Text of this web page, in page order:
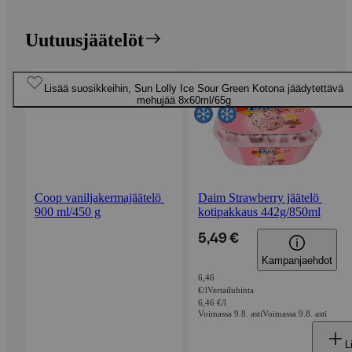
Uutuusjäätelöt
Ohita listaus
Coop vaniljakermajäätelö
900 ml/450 g
Uusi
Lisää suosikkeihin, Coop vaniljakermajäätelö 900 ml/450
Daim Strawberry jäätelö
kotipakkaus 442g/850ml
Uusi
5,49 €
Kampanjaehdot
6,46
€/lVertailuhinta
6,46 €/l
Voimassa 9.8. astiVoimassa 9.8. asti
Lisää suosikkeihin, Daim Strawberry jäätelö kotipakkaus 442g/
Lisää suosikkeihin, Sun Lolly Ice Sour Pink Kotona jäädytettävä
mehujää 8x60ml/65g
Lisää suosikkeihin, Sun Lolly Ice Sour Green Kotona jäädytettävä
mehujää 8x60ml/65g